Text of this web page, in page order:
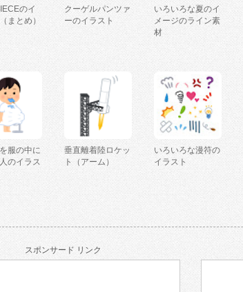
のイ
まとめ）
クーゲルパンツァ
ーのイラスト
いろいろな夏のイ
メージのライン素
材
服の中に
のイラス
垂直離着陸ロケッ
ト（アーム）
いろいろな漫符の
イラスト
スポンサード リンク